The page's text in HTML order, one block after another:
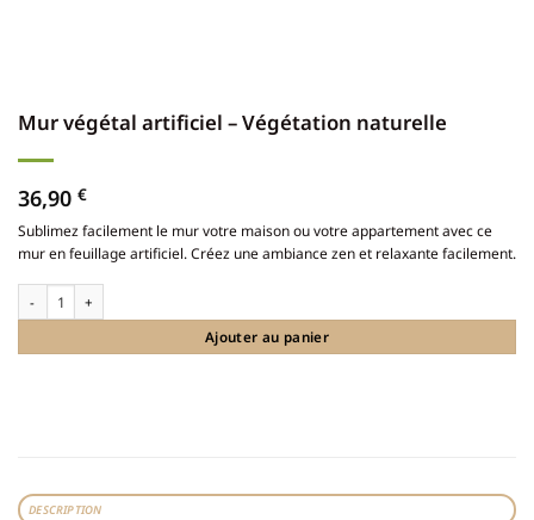
Mur végétal artificiel – Végétation naturelle
36,90 €
Ajouter au panier
Sublimez facilement le mur votre maison ou votre appartement avec ce
mur en feuillage artificiel. Créez une ambiance zen et relaxante facilement.
DESCRIPTION